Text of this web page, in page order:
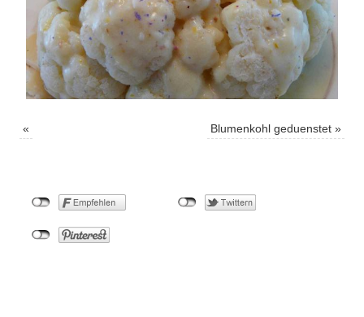
« Blumenkohl geduenstet »